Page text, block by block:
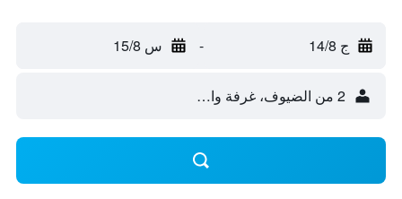
ج 14/8 - س 15/8
2 من الضيوف، غرفة واحدة